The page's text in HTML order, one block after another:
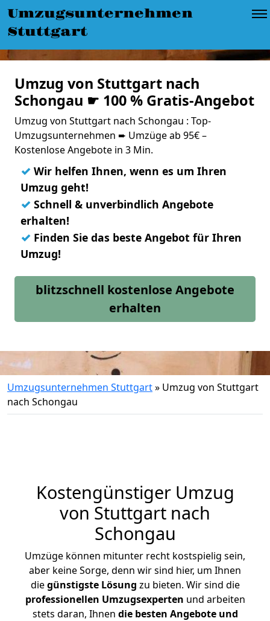
Umzugsunternehmen
Stuttgart
Umzug von Stuttgart nach
Schongau ☛ 100 % Gratis-Angebot
Umzug von Stuttgart nach Schongau : Top-
Umzugsunternehmen ➨ Umzüge ab 95€ –
Kostenlose Angebote in 3 Min.
✓ Wir helfen Ihnen, wenn es um Ihren
Umzug geht!
✓ Schnell & unverbindlich Angebote
erhalten!
✓ Finden Sie das beste Angebot für Ihren
Umzug!
blitzschnell kostenlose Angebote
erhalten
Umzugsunternehmen Stuttgart» Umzug von Stuttgart
nach Schongau
Kostengünstiger Umzug
von Stuttgart nach
Schongau
Umzüge können mitunter recht kostspielig sein,
aber keine Sorge, denn wir sind hier, um Ihnen
diegünstigste Lösung zu bieten. Wir sind die
professionellen Umzugsexperten und arbeiten
stets daran, Ihnen die besten Angebote und